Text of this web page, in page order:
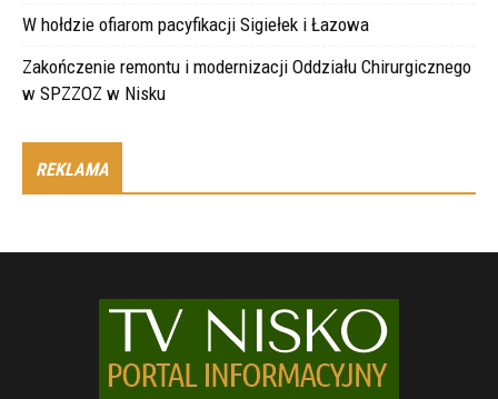
W hołdzie ofiarom pacyfikacji Sigiełek i Łazowa
Zakończenie remontu i modernizacji Oddziału Chirurgicznego
w SPZZOZ w Nisku
REKLAMA